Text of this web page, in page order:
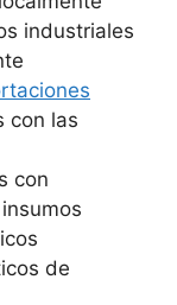
industriales
con las
con
de